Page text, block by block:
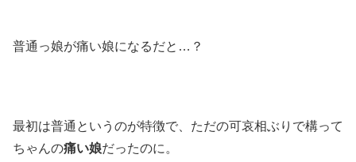
普通っ娘が痛い娘になるだと…？
最初は普通というのが特徴で、ただの可哀相ぶりで構って
ちゃんの痛い娘だったのに。